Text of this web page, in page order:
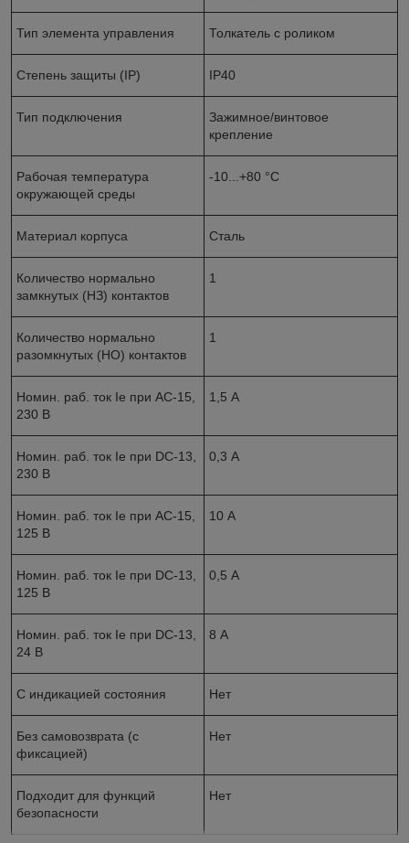
Тип элемента управления Толкатель с роликом
Степень защиты (IP) IP40
Тип подключения
Зажимное/винтовое
крепление
Рабочая температура
окружающей среды
-10...+80 °C
Материал корпуса Сталь
Количество нормально
замкнутых (НЗ) контактов
1
Количество нормально
разомкнутых (НО) контактов
1
Номин. раб. ток Ie при AC-15,
230 В
1,5 А
Номин. раб. ток Ie при DC-13,
230 В
0,3 А
Номин. раб. ток Ie при AC-15,
125 В
10 А
Номин. раб. ток Ie при DC-13,
125 В
0,5 А
Номин. раб. ток Ie при DC-13,
24 В
8 А
С индикацией состояния Нет
Без самовозврата (с
фиксацией)
Нет
Подходит для функций
безопасности
Нет